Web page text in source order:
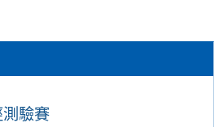
驗賽